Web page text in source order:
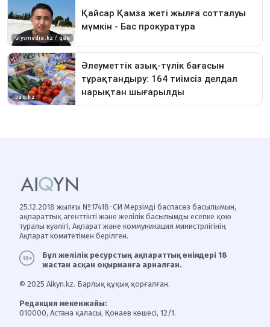
25.12.2018 жылғы №17418-СИ Мерзімді баспасөз басылымын,
ақпараттық агенттікті және желілік басылымды есепке қою
туралы куәлігі, Ақпарат және коммуникация министрлігінің
Ақпарат комитетімен берілген.
Бұл желілік ресурстың ақпараттық өнімдері 18
жастан асқан оқырманға арналған.
© 2025 Aikyn.kz. Барлық құқық қорғалған.
Редакция мекенжайы:
010000, Астана қаласы, Қонаев көшесі, 12/1.